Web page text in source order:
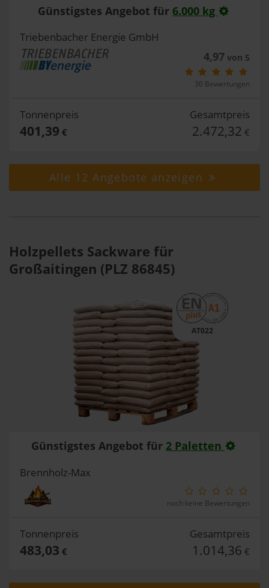
Günstigstes Angebot für 6.000 kg
Triebenbacher Energie GmbH
4,97von 5
30 Bewertungen
Tonnenpreis
401,39 €
Gesamtpreis
2.472,32 €
Alle 12 Angebote anzeigen
Holzpellets Sackware für
Großaitingen (PLZ 86845)
AT022
Günstigstes Angebot für 2 Paletten
Brennholz-Max
noch keine Bewertungen
Tonnenpreis
483,03 €
Gesamtpreis
1.014,36 €